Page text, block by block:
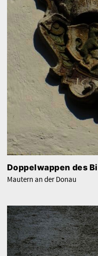
Doppelwappen des
Mautern an der Donau